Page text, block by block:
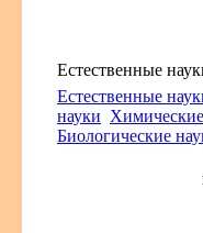
Естественные
Естественные
науки
Биологические